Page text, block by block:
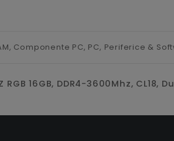
Componente PC, PC, Periferice &
RGB 16GB, DDR4-3600Mhz,